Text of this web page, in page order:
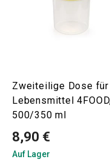
Zweiteilige Dose für
Lebensmittel
500/350 ml
8,90 €
Auf Lager